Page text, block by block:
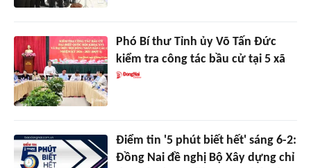
Phó Bí thư Tỉnh ủy Võ Tấn Đức
kiểm tra công tác bầu cử tại 5 xã
Điểm tin '5 phút biết hết' sáng 6-2:
Đồng Nai đề nghị Bộ Xây dựng chỉ